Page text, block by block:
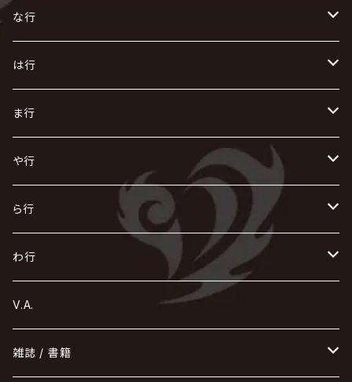
Azavana
Acid Black Cherry
exist†trace
色々な十字架
168 / 葵-168-
VIRGE / ヴァージュ
Waive
UCHUSENTAI:NOIZ / 宇宙戦隊NOIZ
え
ACE OF SPADES
X JAPAN
お
AURORIZE
OFIAM
Kαin
the GazettE
GOTCHAROCKA
KISAKI
キズ
KIRITO / キリト
己龍
く
Crack6
グラビティ
黒夢
け
[ kei ] / 圭
仮病
こ
GOATBED
ゴールデンボンバー
ザアザア
The THIRTEEN
XANVALA
し
Zeke Deux
Z CLEAR
ジグソウ
シド
す
Z CLEAR
超ジャシー
SPLENDID GOD GIRAFFE
せ
ゼラ
零[Hz]
そ
SOPHIA
ZOMBIE / ぞんび
た
DASEIN
DAIGO
逹瑯
DAVID / SUI / 縁
ち
CHAQLA.
つ
て
D
DIAURA
と
東京花嫁
Tourbillon
な行
な
NIGHTMARE
NAZARE
に
NiEL
NICOLAS
ぬ
nurié
ね
NETH PRIERE CAIN
NEVERLAND
の
NoGoD
NOCTURNAL BLOODLUST
は行
は
heidi.
H.U.G
ひ
HERO
美炎-BIEN-
ふ
Far East Dizain
Fatüm
へ
BabyKingdom
THE BEETHOVEN
ほ
POIDOL
ま行
ま
THE MICRO HEAD 4N'S
MAO / マオ from SID
み
未完成アリス
ミスイ
む
MUCC / ムック
め
メトロノーム
も
や行
や
ヤミテラ / 外道反逆者ヤミテラ
ゆ
YUKIYA / 藤田幸也
ユナイト
よ
ら行
ら
rice
Rides In ReVellion
り
Leetspeak monsters
る
わ行
わ
wyse
V.A.
雑誌 / 書籍